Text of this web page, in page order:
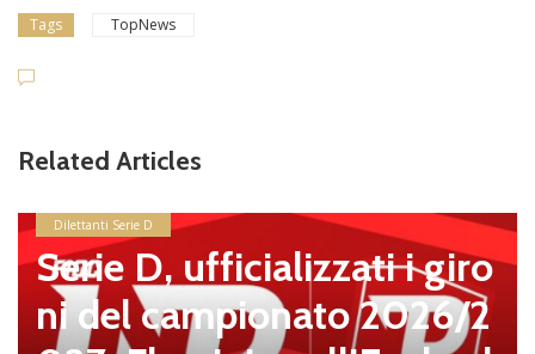
Tags TopNews
Related Articles
Dilettanti Serie D
Serie D, ufficializzati i giro
ni del campionato 2026/2